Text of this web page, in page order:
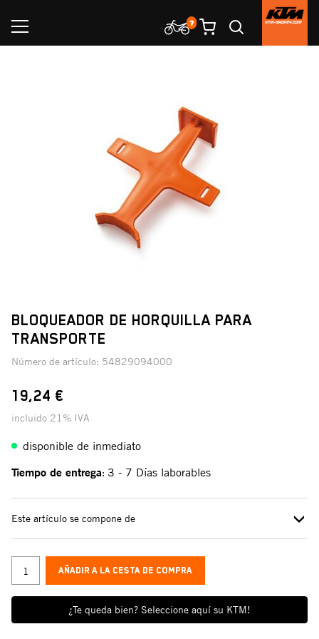
BLOQUEADOR DE HORQUILLA PARA
TRANSPORTE
Número de artículo: 54829094000
19,24 €
incluido 21% IVA
disponible de inmediato
Tiempo de entrega: 3 - 7 Días laborables
Este artículo se compone de
¿Te queda bien? Seleccione aquí su KTM!
AÑADIR A LA CESTA DE COMPRA